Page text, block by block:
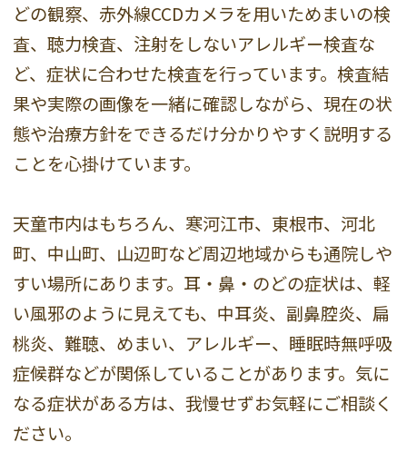
どの観察、赤外線CCDカメラを用いためまいの検
査、聴力検査、注射をしないアレルギー検査な
ど、症状に合わせた検査を行っています。検査結
果や実際の画像を一緒に確認しながら、現在の状
態や治療方針をできるだけ分かりやすく説明する
ことを心掛けています。
天童市内はもちろん、寒河江市、東根市、河北
町、中山町、山辺町など周辺地域からも通院しや
すい場所にあります。耳・鼻・のどの症状は、軽
い風邪のように見えても、中耳炎、副鼻腔炎、扁
桃炎、難聴、めまい、アレルギー、睡眠時無呼吸
症候群などが関係していることがあります。気に
なる症状がある方は、我慢せずお気軽にご相談く
ださい。